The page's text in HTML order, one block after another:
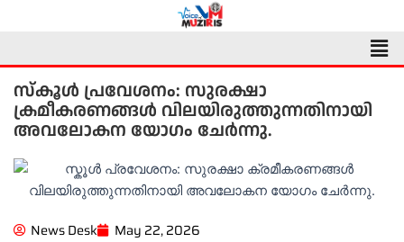
സ്കൂൾ പ്രവേശനം: സുരക്ഷാ
ക്രമീകരണങ്ങൾ വിലയിരുത്തുന്നതിനായി
അവലോകന യോഗം ചേർന്നു.
News Desk May 22, 2026